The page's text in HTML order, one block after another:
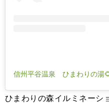
ひまわりの森イルミネーシ